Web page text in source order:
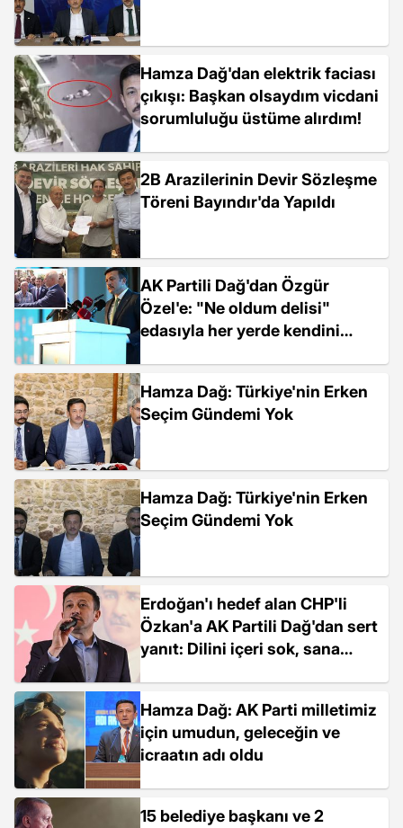
Hamza Dağ'dan elektrik faciası
çıkışı: Başkan olsaydım vicdani
sorumluluğu üstüme alırdım!
2B Arazilerinin Devir Sözleşme
Töreni Bayındır'da Yapıldı
AK Partili Dağ'dan Özgür
Özel'e: "Ne oldum delisi"
edasıyla her yerde kendini
Hamza Dağ: Türkiye'nin Erken
Seçim Gündemi Yok
Hamza Dağ: Türkiye'nin Erken
Seçim Gündemi Yok
Erdoğan'ı hedef alan CHP'li
Özkan'a AK Partili Dağ'dan sert
yanıt: Dilini içeri sok, sana
Hamza Dağ: AK Parti milletimiz
için umudun, geleceğin ve
icraatın adı oldu
15 belediye başkanı ve 2